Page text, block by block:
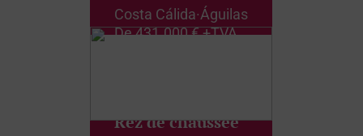
Costa Cálida·Águilas
De431.000 € +TVA
Rez de chaussée